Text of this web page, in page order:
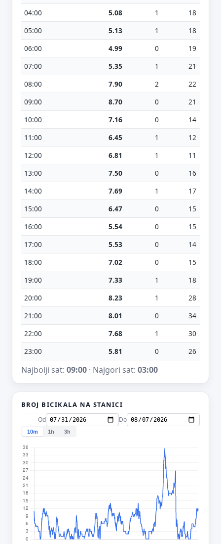
04:00
5.08 1
18
05:00
5.13 1
18
06:00
4.99 0
19
07:00
5.35 1
21
08:00
7.90 2
22
09:00
8.70 0
21
10:00
7.16 0
14
11:00
6.45 1
12
12:00
6.81 1
11
13:00
7.50 0
16
14:00
7.69 1
17
15:00
6.47 0
15
16:00
5.54 0
15
17:00
5.53 0
14
18:00
7.02 0
15
19:00
7.33 1
18
20:00
8.23 1
28
21:00
8.01 0
34
22:00
7.68 1
30
23:00
5.81 0 26
Najbolji sat: 09:00· Najgori sat: 03:00
BROJ BICIKALA NA STANICI
Od Do
10m 1h 3h